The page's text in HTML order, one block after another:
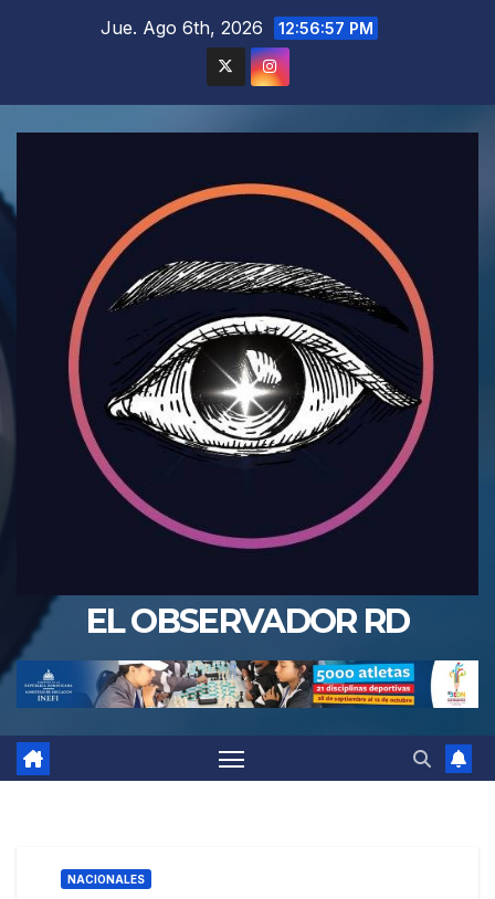
Jue. Ago 6th, 2026 12:56:58 PM
EL OBSERVADOR RD
NACIONALES